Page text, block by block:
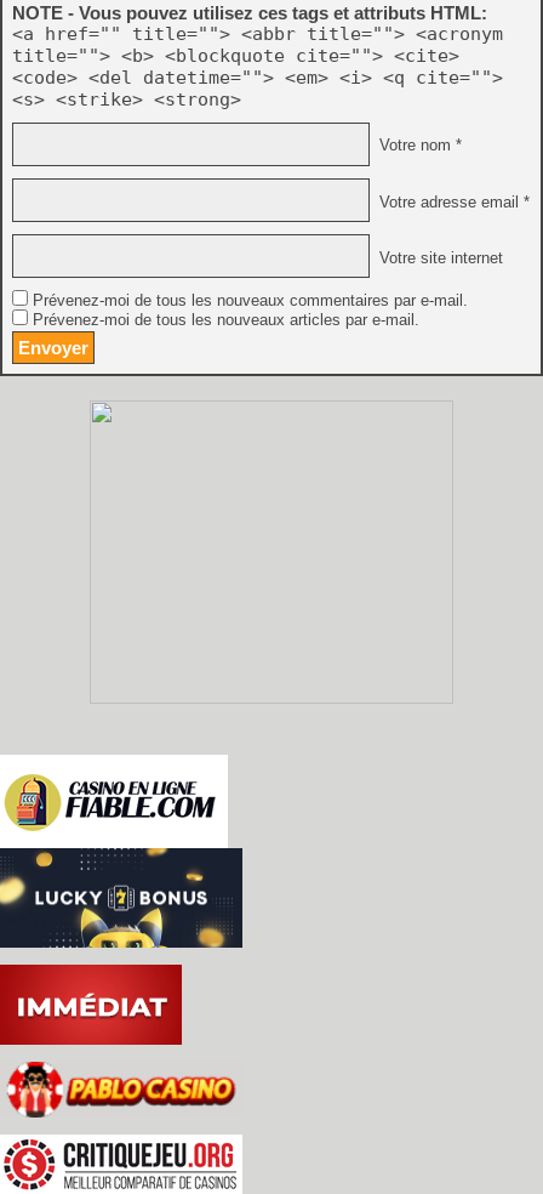
NOTE - Vous pouvez utilisez ces tags et attributs HTML:
<a href="" title=""> <abbr title=""> <acronym
title=""> <b> <blockquote cite=""> <cite>
<code> <del datetime=""> <em> <i> <q cite="">
<s> <strike> <strong>
Votre nom *
Votre adresse email *
Votre site internet
Prévenez-moi de tous les nouveaux commentaires par e-mail.
Prévenez-moi de tous les nouveaux articles par e-mail.